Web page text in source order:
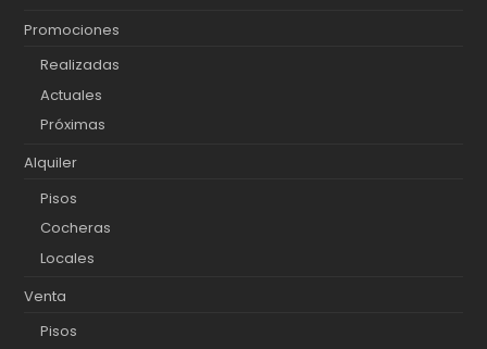
Promociones
Realizadas
Actuales
Próximas
Alquiler
Pisos
Cocheras
Locales
Venta
Pisos